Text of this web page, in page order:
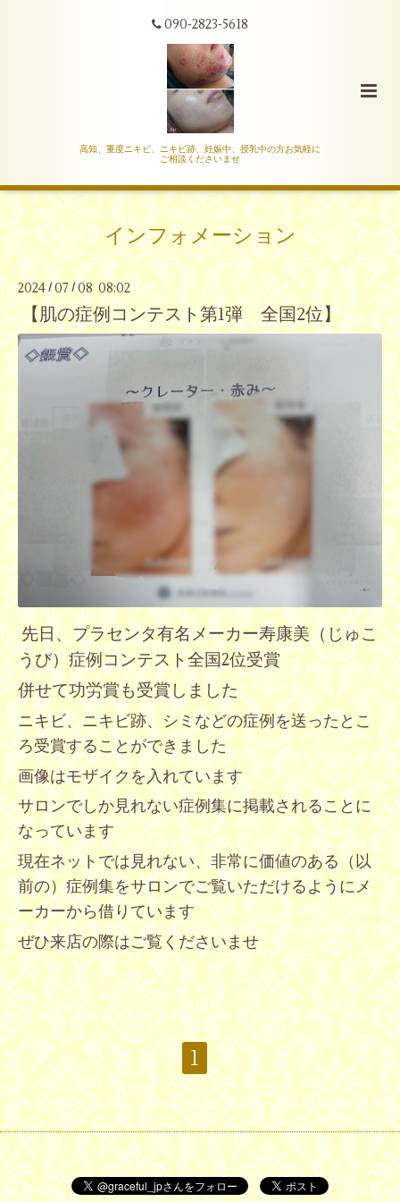
090-2823-5618
高知、重度ニキビ、ニキビ跡、妊娠中、授乳中の方お気軽に
ご相談くださいませ
インフォメーション
2024 / 07 /08 08:02
【肌の症例コンテスト第1弾 全国2位】
先日、プラセンタ有名メーカー寿康美（じゅこ
うび）症例コンテスト全国2位受賞
併せて功労賞も受賞しました
ニキビ、ニキビ跡、シミなどの症例を送ったとこ
ろ受賞することができました
画像はモザイクを入れています
サロンでしか見れない症例集に掲載されることに
なっています
現在ネットでは見れない、非常に価値のある（以
前の）症例集をサロンでご覧いただけるようにメ
ーカーから借りています
ぜひ来店の際はご覧くださいませ
1